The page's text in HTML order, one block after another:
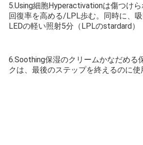
5.Using細胞Hyperactivationは傷つけ
回復率を高める/LPL歩む。同時に、吸
LEDの軽い照射5分（LPLのstardard）
6.Soothing保湿のクリームかなだめる
クは、最後のステップを終えるのに使